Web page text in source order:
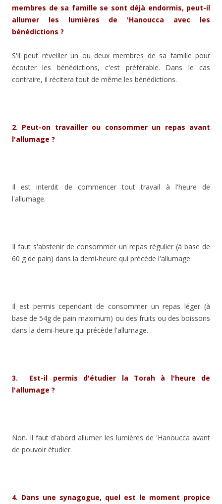
membres de sa famille se sont déjà endormis, peut-il
allumer les lumières de 'Hanoucca avec les
bénédictions ?
S'il peut réveiller un ou deux membres de sa famille pour
écouter les bénédictions, c'est préférable. Dans le cas
contraire, il récitera tout de même les bénédictions.
2. Peut-on travailler ou consommer un repas avant
l'allumage ?
Il est interdit de commencer tout travail à l'heure de
l'allumage.
Il faut s'abstenir de consommer un repas régulier (à base de
60 g de pain) dans la demi-heure qui précède l'allumage.
Il est permis cependant de consommer un repas léger (à
base de 54g de pain maximum) ou des fruits ou des boissons
dans la demi-heure qui précède l'allumage.
3. Est-il permis d'étudier la Torah à l'heure de
l'allumage ?
Non. Il faut d'abord allumer les lumières de 'Hanoucca avant
de pouvoir étudier.
4. Dans une synagogue, quel est le moment propice